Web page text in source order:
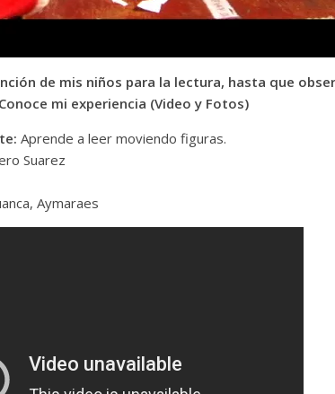
de mis niños para la lectura, hasta que
mi experiencia (Video y Fotos)
Aprende a leer moviendo figuras.
Suarez
Aymaraes